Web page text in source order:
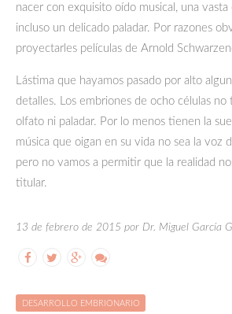
nacer con exquisito oído musical, una
incluso un delicado paladar. Por razones
proyectarles películas de Arnold
Lástima que hayamos pasado por alto
detalles. Los embriones de ocho células no
olfato ni paladar. Por lo menos tienen la
música que oigan en su vida no sea la voz
pero no vamos a permitir que la realidad
titular.
13 de febrero de 2015 por Dr. Miguel García
DESARROLLO EMBRIONARIO